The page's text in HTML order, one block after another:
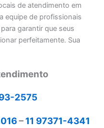
de atendimento em
equipe de profissionais
garantir que seus
perfeitamente. Sua
2575
–11 97371-4341